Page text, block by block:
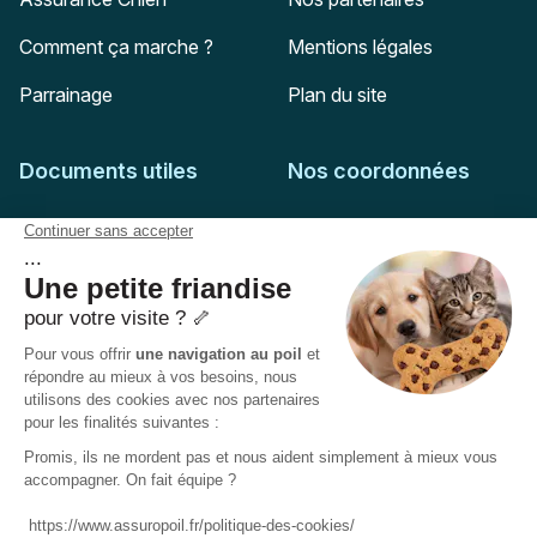
Comment ça marche ?
Parrainage
Mentions légales
Plan du site
Documents utiles
Feuille de soins
Conditions générales
Politique de confidentialité
Politique des Cookies
Accessibilité :
Partiellement conforme
Nos coordonnées
51-55 rue Hoche
94767
Ivry-sur-Seine
Pas encore client ?
Mail :
adhesion@assuropoil.com
Tel :
01 77 94 89 02